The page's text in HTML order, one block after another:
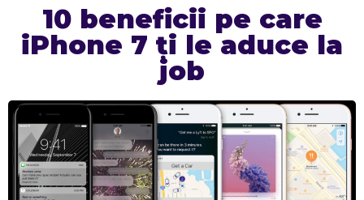
10 beneficii pe care
iPhone 7 ți le aduce la
job